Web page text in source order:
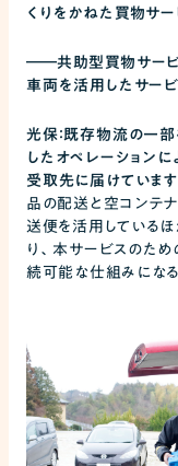
くりをかねた買物サー
――共助型買物サー
車両を活用したサービ
光保：既存物流の一
したオペレーション
受取先に届けています
品の配送と空コンテ
送便を活用している
り、本サービスのた
続可能な仕組みになる